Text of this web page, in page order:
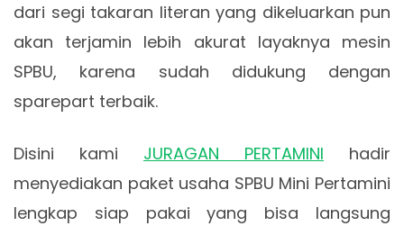
dari segi takaran literan yang dikeluarkan pun
akan terjamin lebih akurat layaknya mesin
SPBU, karena sudah didukung dengan
sparepart terbaik.
Disini kami JURAGAN PERTAMINI hadir
menyediakan paket usaha SPBU Mini Pertamini
lengkap siap pakai yang bisa langsung